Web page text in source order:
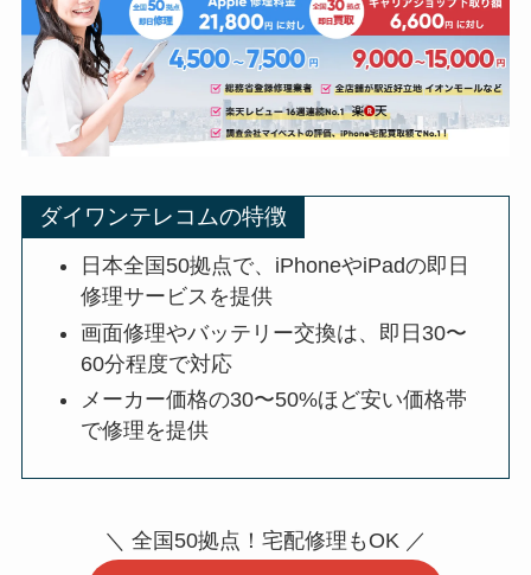
ダイワンテレコムの特徴
日本全国50拠点で、iPhoneやiPadの即日
修理サービスを提供
画面修理やバッテリー交換は、即日30〜
60分程度で対応
メーカー価格の30〜50%ほど安い価格帯
で修理を提供
＼ 全国50拠点！宅配修理もOK ／